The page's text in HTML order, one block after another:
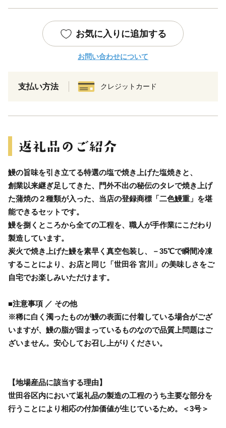
お気に入りに追加する
お問い合わせについて
支払い方法 クレジットカード
鰻の旨味を引き立てる特選の塩で焼き上げた塩焼きと、
創業以来継ぎ足してきた、門外不出の秘伝のタレで焼き上げ
た蒲焼の２種類が入った、当店の登録商標「二色鰻重」を堪
能できるセットです。
鰻を捌くところから全ての工程を、職人が手作業にこだわり
製造しています。
炭火で焼き上げた鰻を素早く真空包装し、－35℃で瞬間冷凍
することにより、お店と同じ「世田谷 宮川」の美味しさをご
自宅でお楽しみいただけます。
■注意事項 ／ その他
※稀に白く濁ったものが鰻の表面に付着している場合がござ
いますが、鰻の脂が固まっているものなので品質上問題はご
ざいません。安心してお召し上がりください。
【地場産品に該当する理由】
世田谷区内において返礼品の製造の工程のうち主要な部分を
行うことにより相応の付加価値が生じているため。＜3号＞